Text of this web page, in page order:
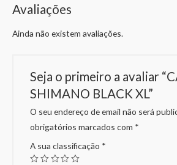
Avaliações
Ainda não existem avaliações.
Seja o primeiro a avaliar
SHIMANO BLACK XL”
O seu endereço de email não será
obrigatórios marcados com *
A sua classificação *